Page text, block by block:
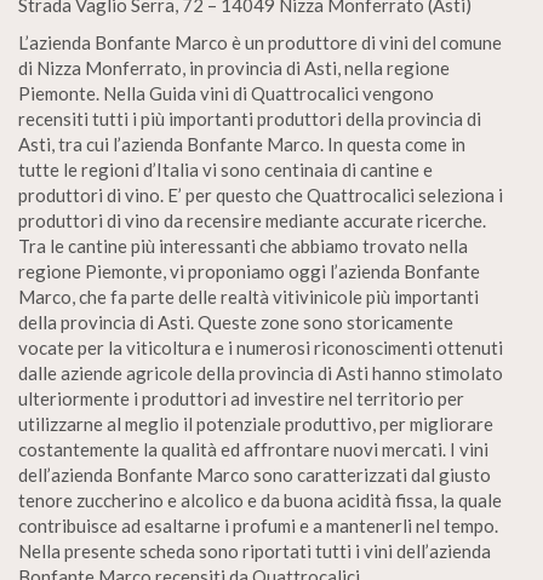
Strada Vaglio Serra, 72 – 14049 Nizza Monferrato (Asti)
L’azienda Bonfante Marco è un produttore di vini del comune
di Nizza Monferrato, in provincia di Asti, nella regione
Piemonte. Nella Guida vini di Quattrocalici vengono
recensiti tutti i più importanti produttori della provincia di
Asti, tra cui l’azienda Bonfante Marco. In questa come in
tutte le regioni d’Italia vi sono centinaia di cantine e
produttori di vino. E’ per questo che Quattrocalici seleziona i
produttori di vino da recensire mediante accurate ricerche.
Tra le cantine più interessanti che abbiamo trovato nella
regione Piemonte, vi proponiamo oggi l’azienda Bonfante
Marco, che fa parte delle realtà vitivinicole più importanti
della provincia di Asti. Queste zone sono storicamente
vocate per la viticoltura e i numerosi riconoscimenti ottenuti
dalle aziende agricole della provincia di Asti hanno stimolato
ulteriormente i produttori ad investire nel territorio per
utilizzarne al meglio il potenziale produttivo, per migliorare
costantemente la qualità ed affrontare nuovi mercati. I vini
dell’azienda Bonfante Marco sono caratterizzati dal giusto
tenore zuccherino e alcolico e da buona acidità fissa, la quale
contribuisce ad esaltarne i profumi e a mantenerli nel tempo.
Nella presente scheda sono riportati tutti i vini dell’azienda